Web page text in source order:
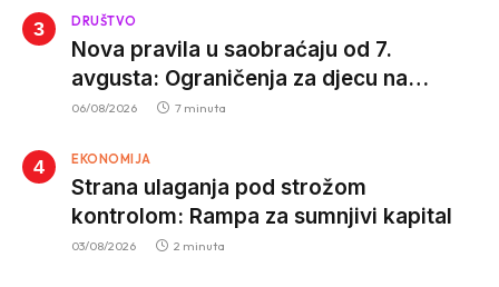
DRUŠTVO
Nova pravila u saobraćaju od 7.
avgusta: Ograničenja za djecu na
trotinetima i mlade vozače, veće kazne
06/08/2026 7 minuta
EKONOMIJA
Strana ulaganja pod strožom
kontrolom: Rampa za sumnjivi kapital
03/08/2026 2 minuta